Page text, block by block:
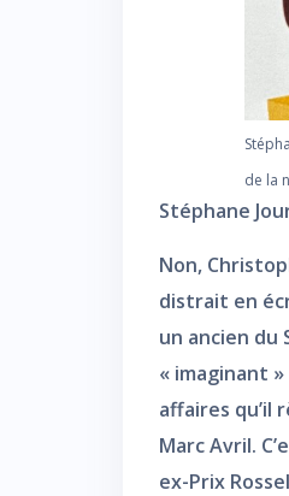
de la
Stéphane
Non,
distrait en
un ancien du
« imaginant
affaires qu’il
Marc Avril.
ex-Prix